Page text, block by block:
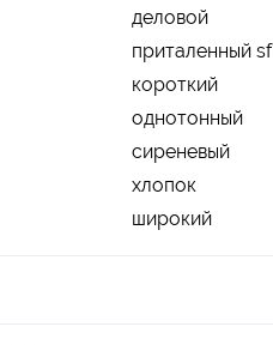
деловой
приталенный sf
короткий
однотонный
сиреневый
хлопок
широкий